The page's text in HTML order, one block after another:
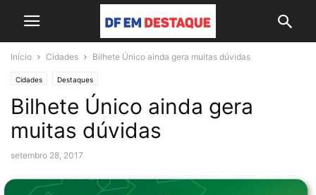
Início Cidades Bilhete Único ainda gera muitas dúvidas
Cidades Destaques
Bilhete Único ainda gera
muitas dúvidas
setembro 28, 2017